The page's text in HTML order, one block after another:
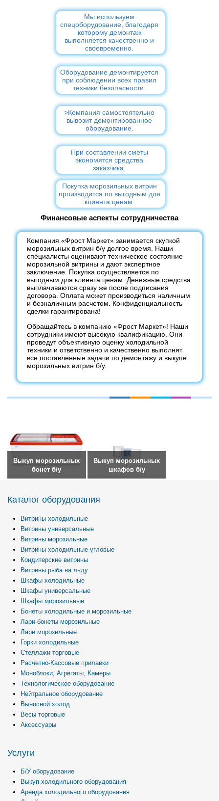
Мы используем
спецоборудование, благодаря
которому демонтаж
выполняется качественно и
своевременно.
Оборудование демонтируется
при соблюдении всех правил
техники безопасности.
>Компания самостоятельно
вывозит демонтированное
оборудование.
При составлении сметы
экономятся средства
заказчика.
Покупка морозильных витрин
производится по выгодным для
клиента ценам.
Финансовые аспекты сотрудничества
Компания «Фрост Маркет» занимается скупкой
морозильных витрин б/у долгое время. Наши
специалисты оценивают техническое состояние
морозильной витрины и дают экспертное
заключение. Покупка осуществляется по
выгодным для клиента ценам. Денежные средства
выплачиваются сразу же после подписания
договора. Оплата может производиться наличным
и безналичным расчетом. Конфиденциальность
сделки гарантирована!
Обращайтесь в компанию «Фрост Маркет»! Наши
сотрудники имеют высокую квалификацию. Они
проведут объективную оценку холодильной
техники и ответственно и качественно выполнят
все поставленные задачи по демонтажу и выкупе
морозильных витрин б/у.
Выкуп морозильных
бонет б/у
Выкуп морозильных
шкафов б/у
Каталог оборудования
Витрины холодильные
Витрины универсальные
Витрины морозильные
Витрины холодильные угловые
Кондитерские витрины
Витрины рыба на льду
Шкафы холодильные
Шкафы универсальные
Шкафы морозильные
Бонеты холодильные и морозильные
Лари-бонеты морозильные
Лари морозильные
Горки холодильные
Стеллажи торговые
Расчетно-Кассовые прилавки
Моноблоки, Агрегаты, Камеры
Технологическое оборудование
Нейтральное оборудование
Выносной холод
Весы торговые
Аксессуары
Услуги
Б/У оборудование
Выкуп холодильного оборудования
Аренда холодильного оборудования